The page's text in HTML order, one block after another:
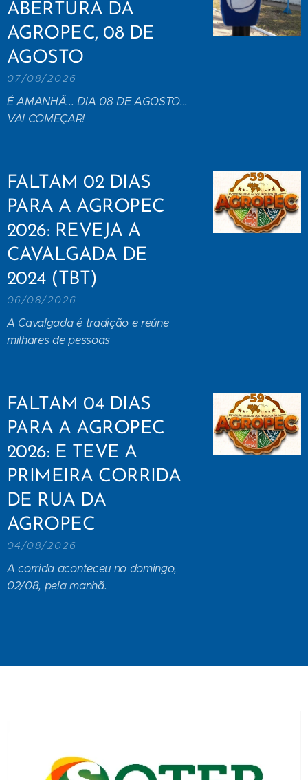
ABERTURA DA
AGROPEC, 08 DE
AGOSTO
07/08/2026
É AMANHÃ... DIA 08 DE AGOSTO...
VAI COMEÇAR!
FALTAM 02 DIAS
PARA A AGROPEC
2026: REVEJA A
CAVALGADA DE
2024 (TBT)
06/08/2026
A Cavalgada é tradição e reúne
milhares de pessoas
FALTAM 04 DIAS
PARA A AGROPEC
2026: E TEVE A
PRIMEIRA CORRIDA
DE RUA DA
AGROPEC
04/08/2026
A corrida aconteceu no domingo,
02/08, pela manhã.